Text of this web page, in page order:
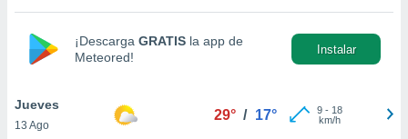
aceptar
de
¡Descarga GRATIS la app de
Meteored!
Instalar
Jueves
13 Ago
29° / 17° 9- 18
km/h